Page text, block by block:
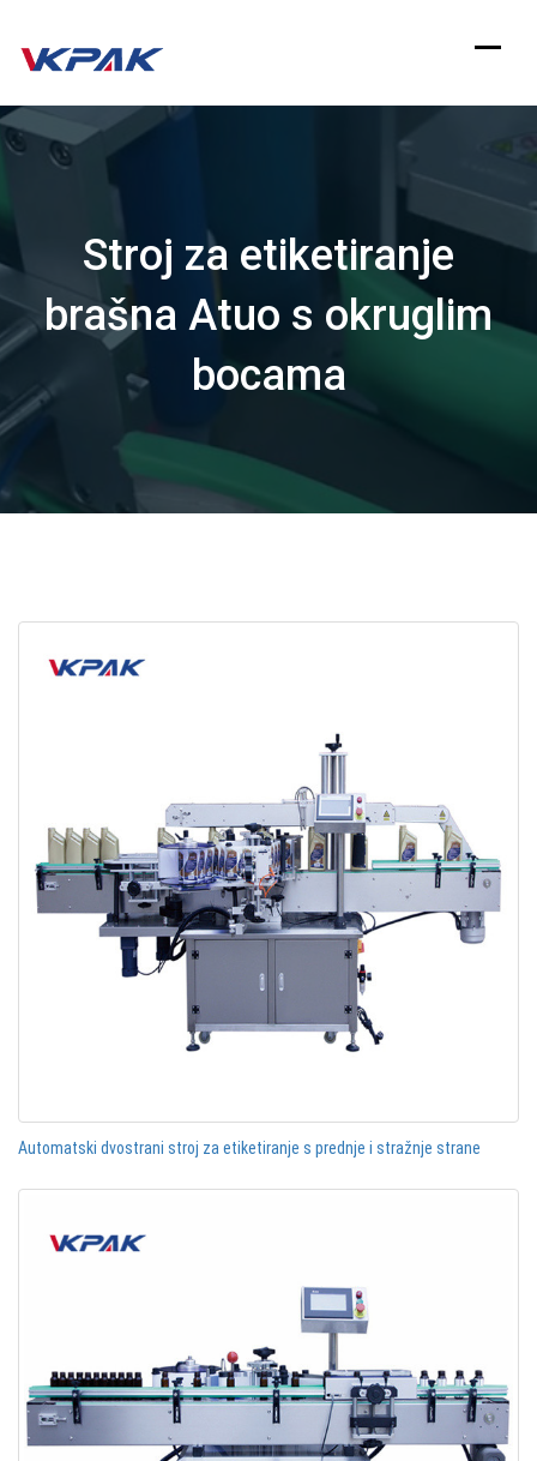
Preskoči
na
Stroj za etiketiranje
brašna Atuo s okruglim
bocama
Automatski dvostrani stroj za etiketiranje s prednje i stražnje strane